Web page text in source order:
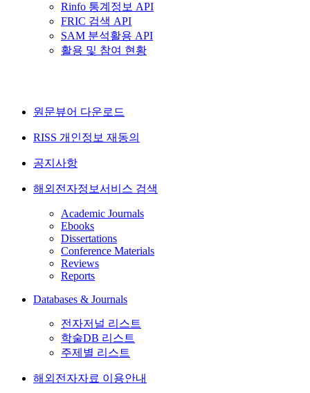
Rinfo 통계정보 API
FRIC 검색 API
SAM 분석활용 API
활용 및 참여 현황
원문뷰어 다운로드
RISS 개인정보 재동의
공지사항
해외전자정보서비스 검색
Academic Journals
Ebooks
Dissertations
Conference Materials
Reviews
Reports
Databases & Journals
전자저널 리스트
학술DB 리스트
주제별 리스트
해외전자자료 이용안내